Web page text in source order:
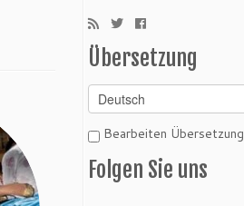
Übersetzung
Bearbeiten Übersetzung
Folgen Sie uns